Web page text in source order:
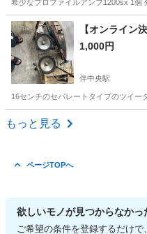
希少なプロファイルアンプ1200sx 1個
広島 広島市 伴中央駅 キ
【オンライン
1,000円
伴中央駅
16センチのセパレートタイプのツイー
広島 広島市
もっと見る
ページTOPへ
欲しいモノが見つからなかっ
ご希望の条件を登録するだけ